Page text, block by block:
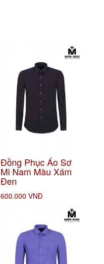
Đồng Phục Áo Sơ
Mi Nam Màu Xám
Đen
600.000 VNĐ